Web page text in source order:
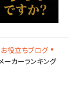
お役立ちブログ
ーカーランキング